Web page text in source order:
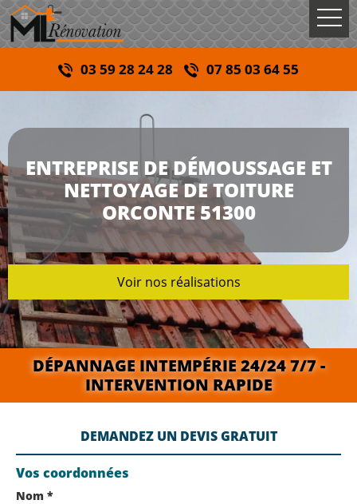
03 59 28 24 28 07 85 03 64 55
ENTREPRISE DE DÉMOUSSAGE ET
NETTOYAGE DE TOITURE
ORCONTE 51300
Voir nos réalisations
DÉPANNAGE INTEMPÉRIE 24/24 7/7 -
INTERVENTION RAPIDE
DEMANDEZ UN DEVIS GRATUIT
Vos coordonnées
Nom *